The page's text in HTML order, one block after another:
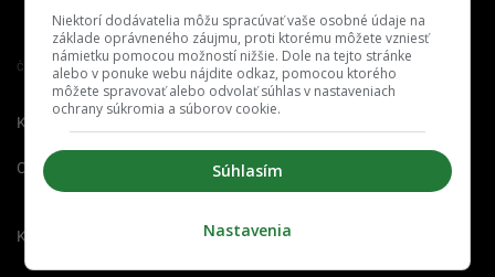
Člen združenia IAB Slovakia
Kontakt
O nás Redakcia
chybu
Kariéra
Niektorí dodávatelia môžu spracúvať vaše osobné údaje na
základe oprávneného záujmu, proti ktorému môžete vzniesť
námietku pomocou možností nižšie. Dole na tejto stránke
alebo v ponuke webu nájdite odkaz, pomocou ktorého
môžete spravovať alebo odvolať súhlas v nastaveniach
ochrany súkromia a súborov cookie.
Súhlasím
Nastavenia